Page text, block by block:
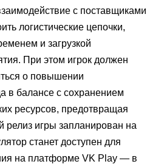
с поставщиками
логистические цепочки,
и загрузкой
При этом игрок должен
о повышении
в балансе с сохранением
ресурсов, предотвращая
игры запланирован на
станет доступен для
на платформе VK Play — в